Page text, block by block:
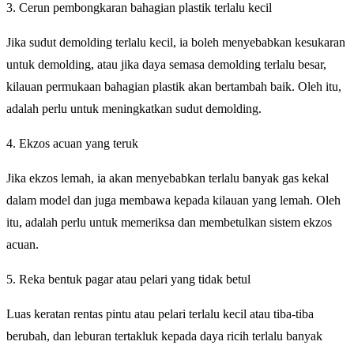
3. Cerun pembongkaran bahagian plastik terlalu kecil
Jika sudut demolding terlalu kecil, ia boleh menyebabkan kesukaran
untuk demolding, atau jika daya semasa demolding terlalu besar,
kilauan permukaan bahagian plastik akan bertambah baik. Oleh itu,
adalah perlu untuk meningkatkan sudut demolding.
4. Ekzos acuan yang teruk
Jika ekzos lemah, ia akan menyebabkan terlalu banyak gas kekal
dalam model dan juga membawa kepada kilauan yang lemah. Oleh
itu, adalah perlu untuk memeriksa dan membetulkan sistem ekzos
acuan.
5. Reka bentuk pagar atau pelari yang tidak betul
Luas keratan rentas pintu atau pelari terlalu kecil atau tiba-tiba
berubah, dan leburan tertakluk kepada daya ricih terlalu banyak